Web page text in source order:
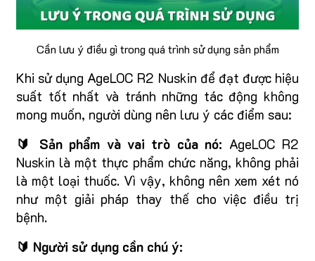
Cần lưu ý điều gì trong quá trình sử dụng sản phẩm
Khi sử dụng AgeLOC R2 Nuskin để đạt được hiệu
suất tốt nhất và tránh những tác động không
mong muốn, người dùng nên lưu ý các điểm sau:
🔰 Sản phẩm và vai trò của nó: AgeLOC R2
Nuskin là một thực phẩm chức năng, không phải
là một loại thuốc. Vì vậy, không nên xem xét nó
như một giải pháp thay thế cho việc điều trị
bệnh.
🔰 Người sử dụng cần chú ý: